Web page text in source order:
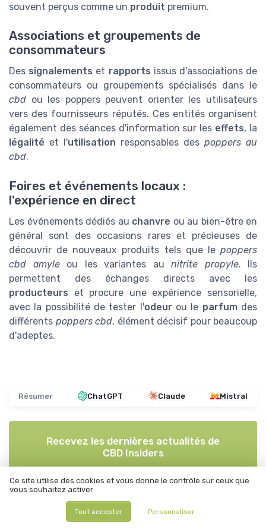
souvent perçus comme un produit premium.
Associations et groupements de
consommateurs
Des signalements et rapports issus d'associations de
consommateurs ou groupements spécialisés dans le
cbd ou les poppers peuvent orienter les utilisateurs
vers des fournisseurs réputés. Ces entités organisent
également des séances d'information sur les effets, la
légalité et l'utilisation responsables des poppers au
cbd.
Foires et événements locaux :
l'expérience en direct
Les événements dédiés au chanvre ou au bien-être en
général sont des occasions rares et précieuses de
découvrir de nouveaux produits tels que le poppers
cbd amyleou les variantes au nitrite propyle. Ils
permettent des échanges directs avec les
producteurs et procure une expérience sensorielle,
avec la possibilité de tester l'odeurou le parfumdes
différents poppers cbd, élément décisif pour beaucoup
d'adeptes.
Résumer ChatGPT Claude Mistral
Recevez les dernières actualités de
CBD Insiders
➔ Je m'inscris
En remplissant ce formulaire, j’accepte d’être contacté(e) à
des fins commerciales par CBD Insiders et ses partenaires.
Ce site utilise des cookies et vous donne le contrôle sur ceux que
vous souhaitez activer
Tout accepter Personnaliser